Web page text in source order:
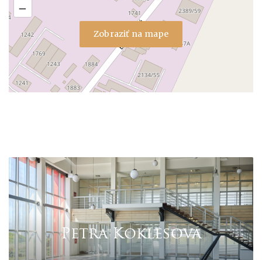
Zobraziť na mape
–
Petra Koklesová